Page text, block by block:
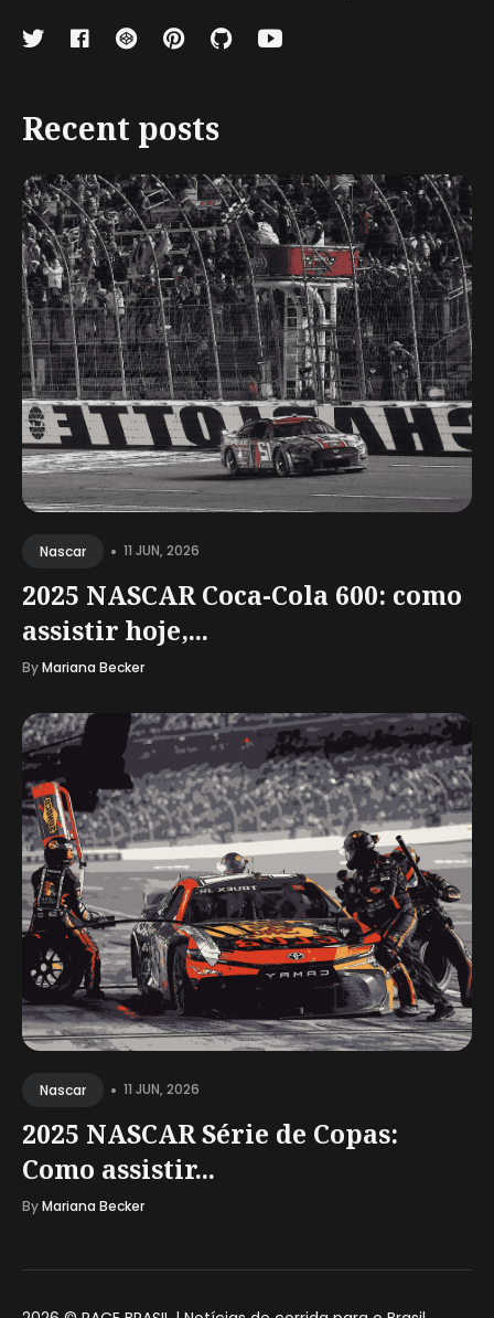
Recent posts
Nascar • 11 JUN, 2026
2025 NASCAR Coca-Cola 600: como
assistir hoje,...
ByMariana Becker
Nascar • 11 JUN, 2026
2025 NASCAR Série de Copas:
Como assistir...
ByMariana Becker